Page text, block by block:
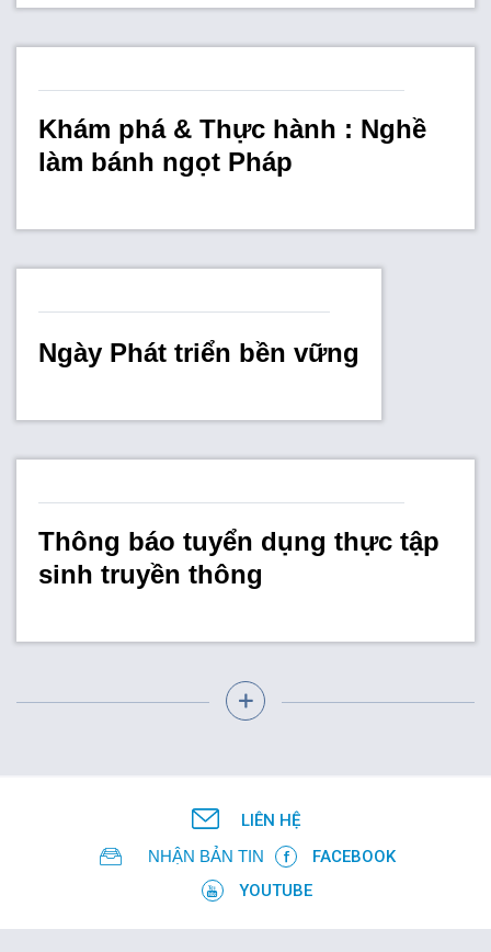
Khám phá & Thực hành : Nghề
làm bánh ngọt Pháp
Ngày Phát triển bền vững
Thông báo tuyển dụng thực tập
sinh truyền thông
LIÊN HỆ
NHẬN BẢN TIN
FACEBOOK
YOUTUBE